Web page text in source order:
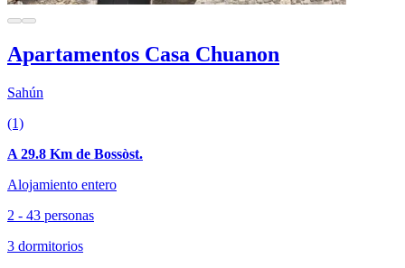
Apartamentos Casa Chuanon
Sahún
(1)
A 29.8 Km de Bossòst.
Alojamiento entero
2 - 43 personas
3 dormitorios